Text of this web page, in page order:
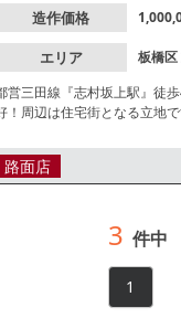
造作価格
エリア 板橋区
営三田線『志村坂上駅』徒
！周辺は住宅街となる立地
路面店
3 件中
1